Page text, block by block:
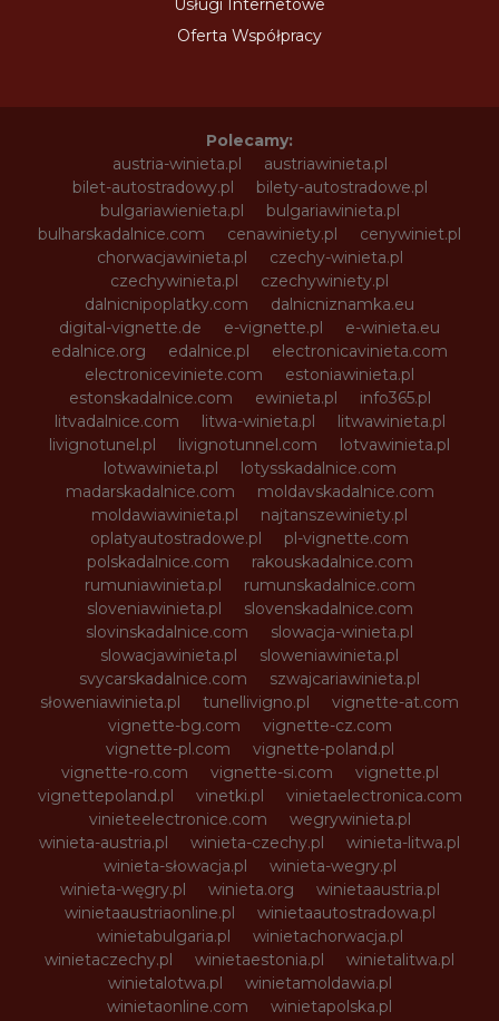
Usługi Internetowe
Oferta Współpracy
Polecamy:
austria-winieta.pl
austriawinieta.pl
bilet-autostradowy.pl
bilety-autostradowe.pl
bulgariawienieta.pl
bulgariawinieta.pl
bulharskadalnice.com
cenawiniety.pl
cenywiniet.pl
chorwacjawinieta.pl
czechy-winieta.pl
czechywinieta.pl
czechywiniety.pl
dalnicnipoplatky.com
dalnicniznamka.eu
digital-vignette.de
e-vignette.pl
e-winieta.eu
edalnice.org
edalnice.pl
electronicavinieta.com
electroniceviniete.com
estoniawinieta.pl
estonskadalnice.com
ewinieta.pl
info365.pl
litvadalnice.com
litwa-winieta.pl
litwawinieta.pl
livignotunel.pl
livignotunnel.com
lotvawinieta.pl
lotwawinieta.pl
lotysskadalnice.com
madarskadalnice.com
moldavskadalnice.com
moldawiawinieta.pl
najtanszewiniety.pl
oplatyautostradowe.pl
pl-vignette.com
polskadalnice.com
rakouskadalnice.com
rumuniawinieta.pl
rumunskadalnice.com
sloveniawinieta.pl
slovenskadalnice.com
slovinskadalnice.com
slowacja-winieta.pl
slowacjawinieta.pl
sloweniawinieta.pl
svycarskadalnice.com
szwajcariawinieta.pl
słoweniawinieta.pl
tunellivigno.pl
vignette-at.com
vignette-bg.com
vignette-cz.com
vignette-pl.com
vignette-poland.pl
vignette-ro.com
vignette-si.com
vignette.pl
vignettepoland.pl
vinetki.pl
vinietaelectronica.com
vinieteelectronice.com
wegrywinieta.pl
winieta-austria.pl
winieta-czechy.pl
winieta-litwa.pl
winieta-słowacja.pl
winieta-wegry.pl
winieta-węgry.pl
winieta.org
winietaaustria.pl
winietaaustriaonline.pl
winietaautostradowa.pl
winietabulgaria.pl
winietachorwacja.pl
winietaczechy.pl
winietaestonia.pl
winietalitwa.pl
winietalotwa.pl
winietamoldawia.pl
winietaonline.com
winietapolska.pl